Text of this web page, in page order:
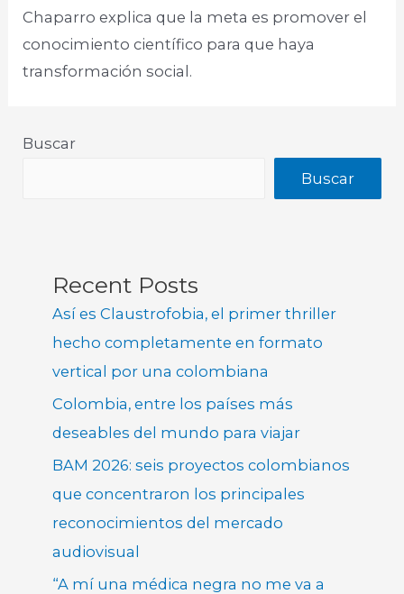
Chaparro explica que la meta es promover el
conocimiento científico para que haya
transformación social.
Buscar
Buscar
Recent Posts
Así es Claustrofobia, el primer thriller
hecho completamente en formato
vertical por una colombiana
Colombia, entre los países más
deseables del mundo para viajar
BAM 2026: seis proyectos colombianos
que concentraron los principales
reconocimientos del mercado
audiovisual
“A mí una médica negra no me va a